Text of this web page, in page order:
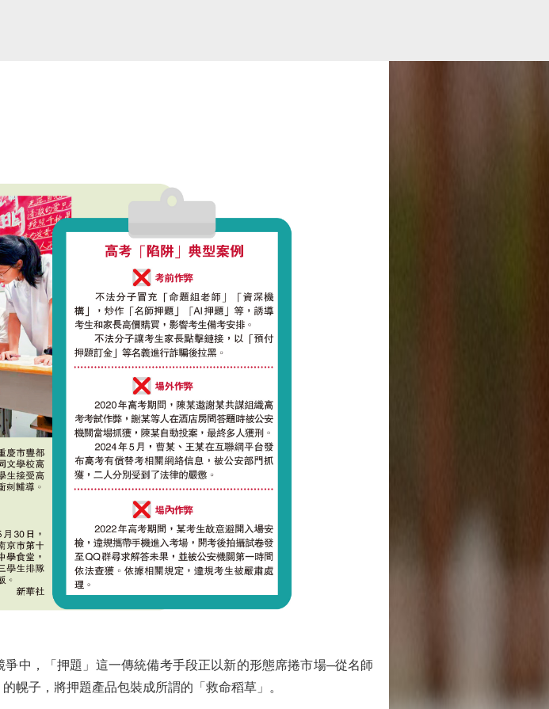
中，「押題」這一傳統備考手段正以新的形態席捲市場─從名師
幌子，將押題產品包裝成所謂的「救命稻草」。